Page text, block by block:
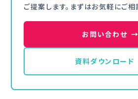
ご提案します。まずはお気軽にご相
お問い合わせ →
資料ダウンロード